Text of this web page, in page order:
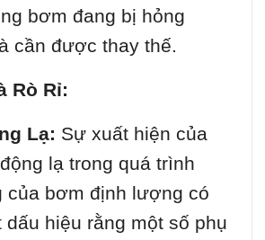
bơm đang bị hỏng
cần được thay thế.
Rò Rỉ:
Lạ: Sự xuất hiện của
lạ trong quá trình
của bơm định lượng có
dấu hiệu rằng một số phụ